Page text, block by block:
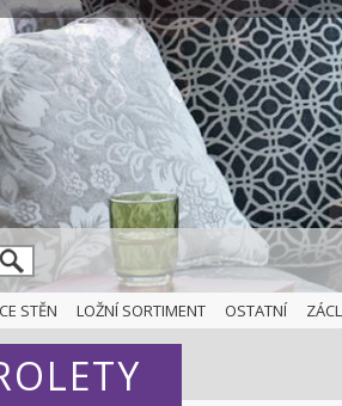
STĚN LOŽNÍ SORTIMENT OSTATNÍ